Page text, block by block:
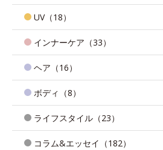
UV（18）
インナーケア（33）
ヘア（16）
ボディ（8）
ライフスタイル（23）
コラム&エッセイ（182）